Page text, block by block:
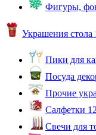
Фигуры,
Украшения стола
Пики для
Посуда
Прочие
Салфетки
Свечи для